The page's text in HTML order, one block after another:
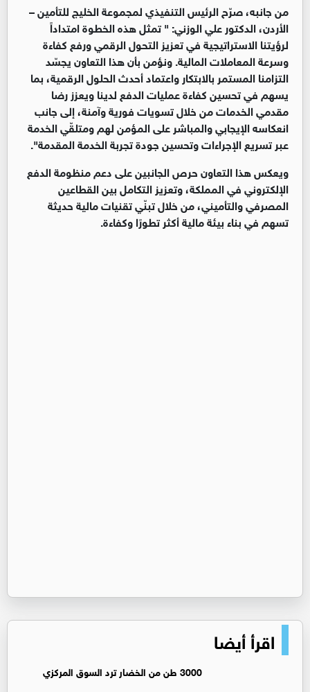
من جانبه، صرّح الرئيس التنفيذي لمجموعة الخليج للتأمين –
الأردن، الدكتور علي الوزني: "تمثل هذه الخطوة امتداداً
لرؤيتنا الاستراتيجية في تعزيز التحول الرقمي ورفع كفاءة
وسرعة المعاملات المالية. ونؤمن بأن هذا التعاون يجسّد
التزامنا المستمر بالابتكار واعتماد أحدث الحلول الرقمية، بما
يسهم في تحسين كفاءة عمليات الدفع لدينا ويعزز رضا
مقدمي الخدمات من خلال تسويات فورية وآمنة، إلى جانب
انعكاسه الإيجابي والمباشر على المؤمن لهم ومتلقّي الخدمة
عبر تسريع الإجراءات وتحسين جودة تجربة الخدمة المقدمة".
ويعكس هذا التعاون حرص الجانبين على دعم منظومة الدفع
الإلكتروني في المملكة، وتعزيز التكامل بين القطاعين
المصرفي والتأميني، من خلال تبنّي تقنيات مالية حديثة
تسهم في بناء بيئة مالية أكثر تطورًا وكفاءة.
اقرأ أيضا
3000 طن من الخضار ترد السوق المركزي